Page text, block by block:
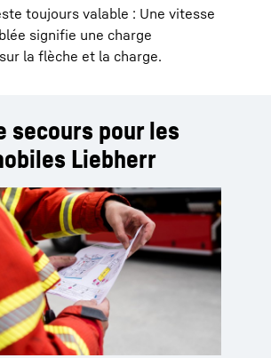
toujours valable : Une vitesse
signifie une charge
la flèche et la charge.
secours pour les
Liebherr